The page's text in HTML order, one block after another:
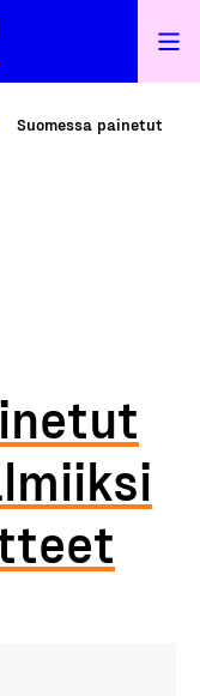
Suomessa painetut